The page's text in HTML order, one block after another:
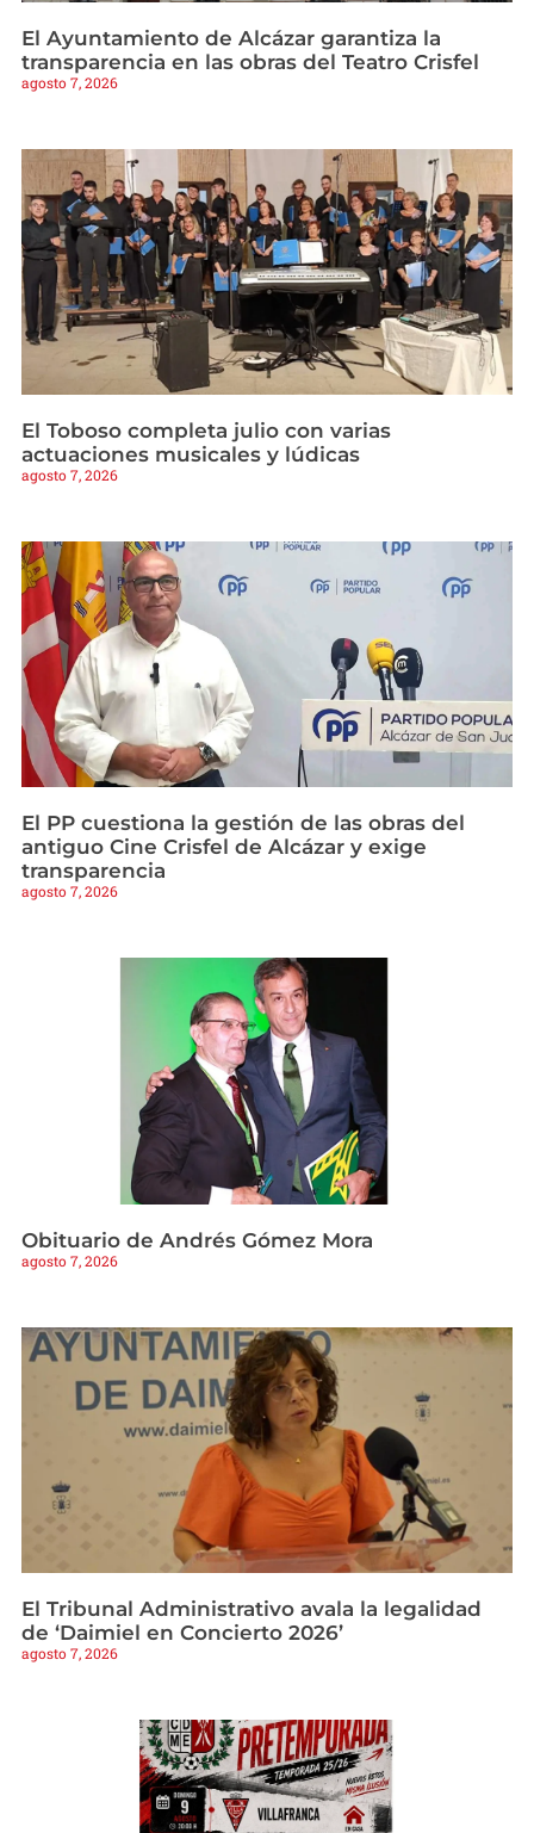
El Ayuntamiento de Alcázar garantiza la
transparencia en las obras del Teatro Crisfel
agosto 7, 2026
El Toboso completa julio con varias
actuaciones musicales y lúdicas
agosto 7, 2026
El PP cuestiona la gestión de las obras del
antiguo Cine Crisfel de Alcázar y exige
transparencia
agosto 7, 2026
Obituario de Andrés Gómez Mora
agosto 7, 2026
El Tribunal Administrativo avala la legalidad
de ‘Daimiel en Concierto 2026’
agosto 7, 2026